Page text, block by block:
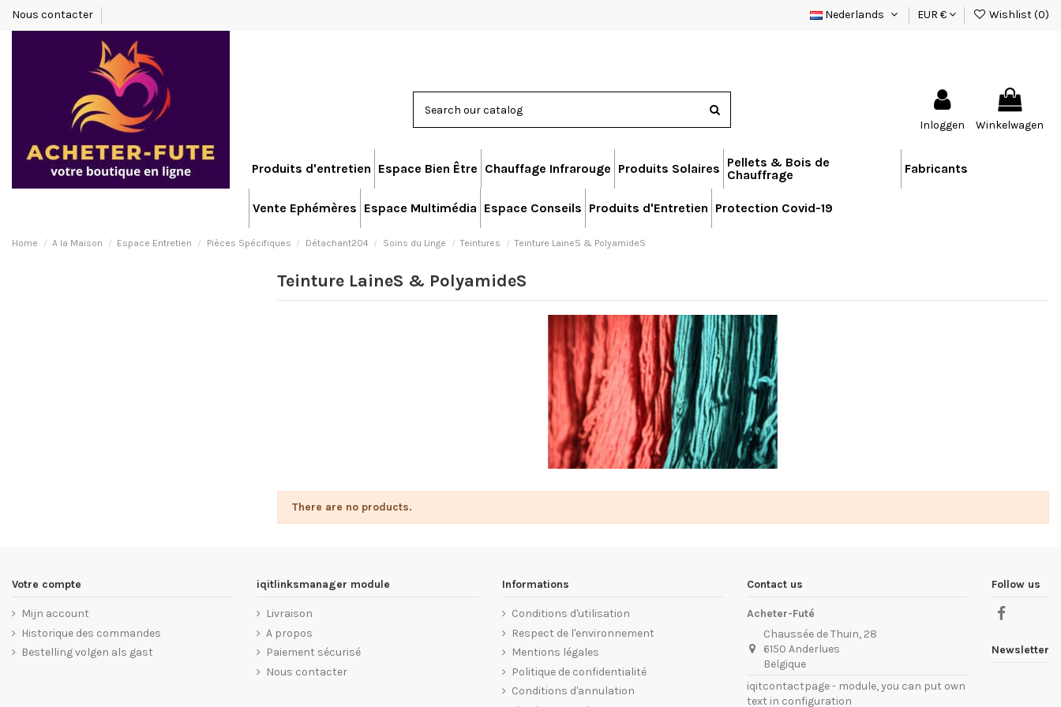
Nous contacter Nederlands EUR € Wishlist (0)
Inloggen Winkelwagen
Produits d'entretien Espace Bien Être Chauffage Infrarouge Produits Solaires Pellets & Bois de
Chauffrage
Fabricants
Vente Ephémères Espace Multimédia Espace Conseils Produits d'Entretien Protection Covid-19
Home A la Maison Espace Entretien Pièces Spécifiques Détachant204 Soins du Linge Teintures Teinture LaineS & PolyamideS
Teinture LaineS & PolyamideS
There are no products.
Votre compte
Mijn account
Historique des commandes
Bestelling volgen als gast
iqitlinksmanager module
Livraison
A propos
Paiement sécurisé
Nous contacter
Informations
Conditions d'utilisation
Respect de l'environnement
Mentions légales
Politique de confidentialité
Conditions d'annulation
Contact us
Acheter-Futé
Chaussée de Thuin, 28
6150 Anderlues
Belgique
iqitcontactpage - module, you can put own
text in configuration
Follow us
Newsletter